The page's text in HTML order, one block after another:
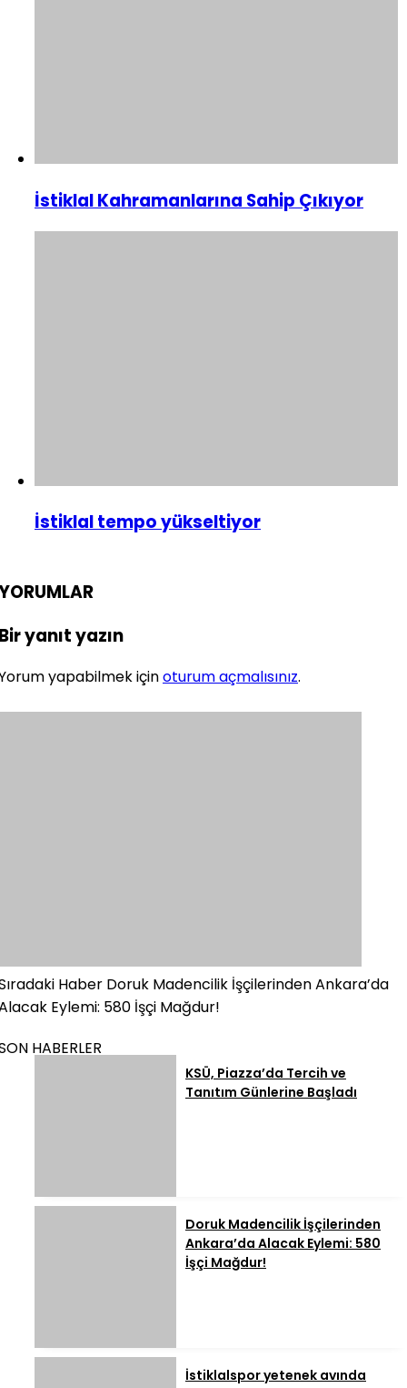
İstiklal Kahramanlarına Sahip Çıkıyor
İstiklal tempo yükseltiyor
yanıt yazın
yapabilmek içinoturum açmalısınız.
Haber Doruk Madencilik İşçilerinden Ankara’da
Eylemi: 580 İşçi Mağdur!
HABERLER
KSÜ, Piazza’da Tercih ve
Tanıtım Günlerine Başladı
Doruk Madencilik İşçilerinden
Ankara’da Alacak Eylemi: 580
İşçi Mağdur!
İstiklalspor yetenek avında